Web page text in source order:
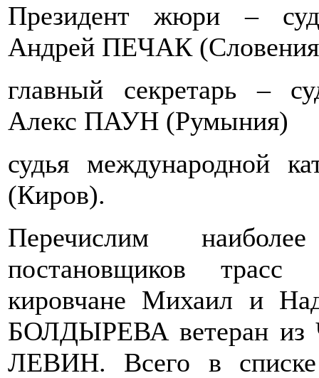
Президент жюри –
Андрей ПЕЧАК
главный секретарь –
Алекс ПАУН (Румыния)
судья международной
(Киров).
Перечислим
постановщиков
кировчане Михаил и
БОЛДЫРЕВА ветеран из
ЛЕВИН. Всего в